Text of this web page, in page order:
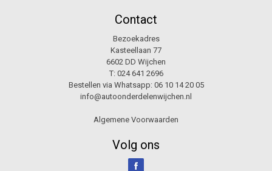
Contact
Bezoekadres
Kasteellaan 77
6602 DD Wijchen
T: 024 641 2696
Bestellen via Whatsapp: 06 10 14 20 05
info@autoonderdelenwijchen.nl
Algemene Voorwaarden
Volg ons